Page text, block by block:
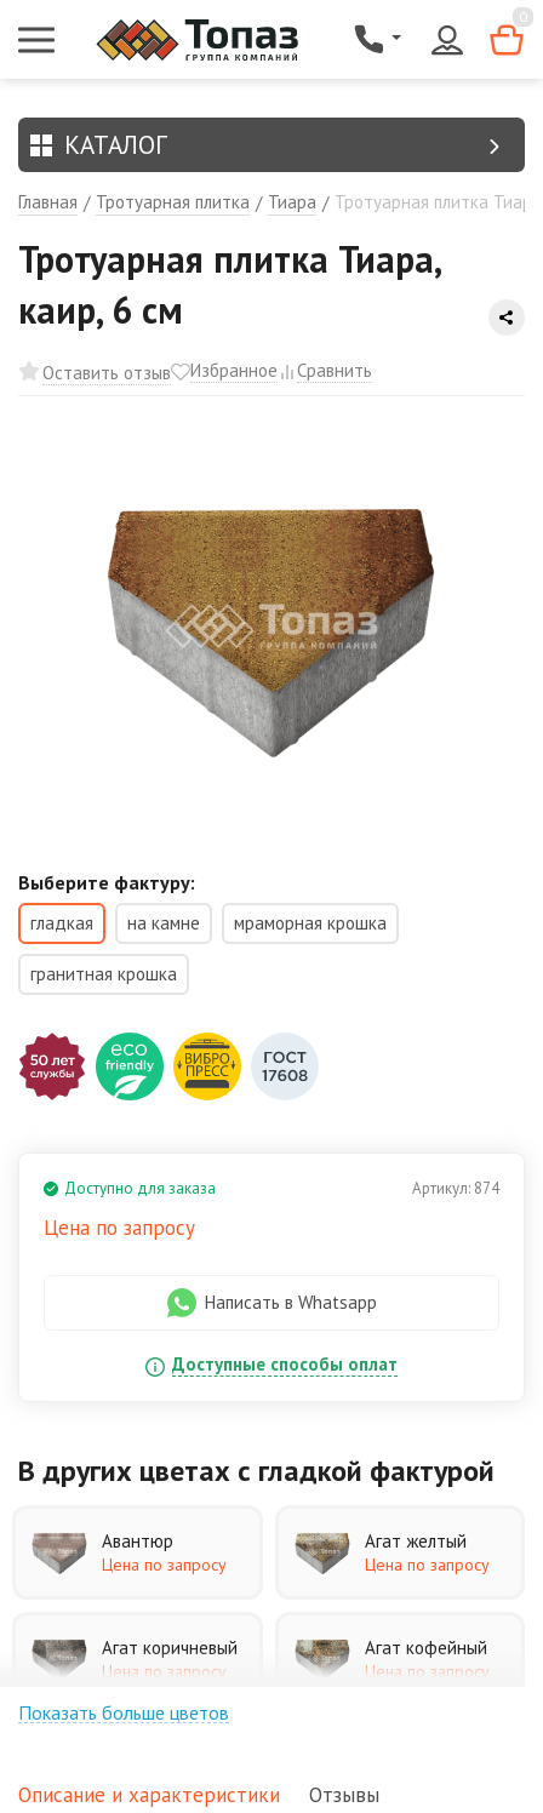
0
КАТАЛОГ
Главная / Тротуарная плитка / Тиара / Тротуарная плитка
Тротуарная плитка Тиара,
каир, 6 см
Оставить отзыв Избранное Сравнить
Выберите фактуру:
гладкая на камне мраморная крошка
гранитная крошка
Артикул: 874
Доступно для заказа
Цена по запросу
Написать в Whatsapp
Доступные способы оплат
В других цветах с гладкой фактурой
Авантюр
Цена по запросу
Агат желтый
Цена по запросу
Агат коричневый
Цена по запросу
Агат кофейный
Цена по запросу
Показать больше цветов
Описание и характеристики Отзывы